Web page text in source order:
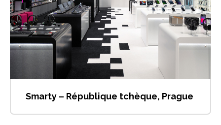
Smarty – République tchèque, Prague